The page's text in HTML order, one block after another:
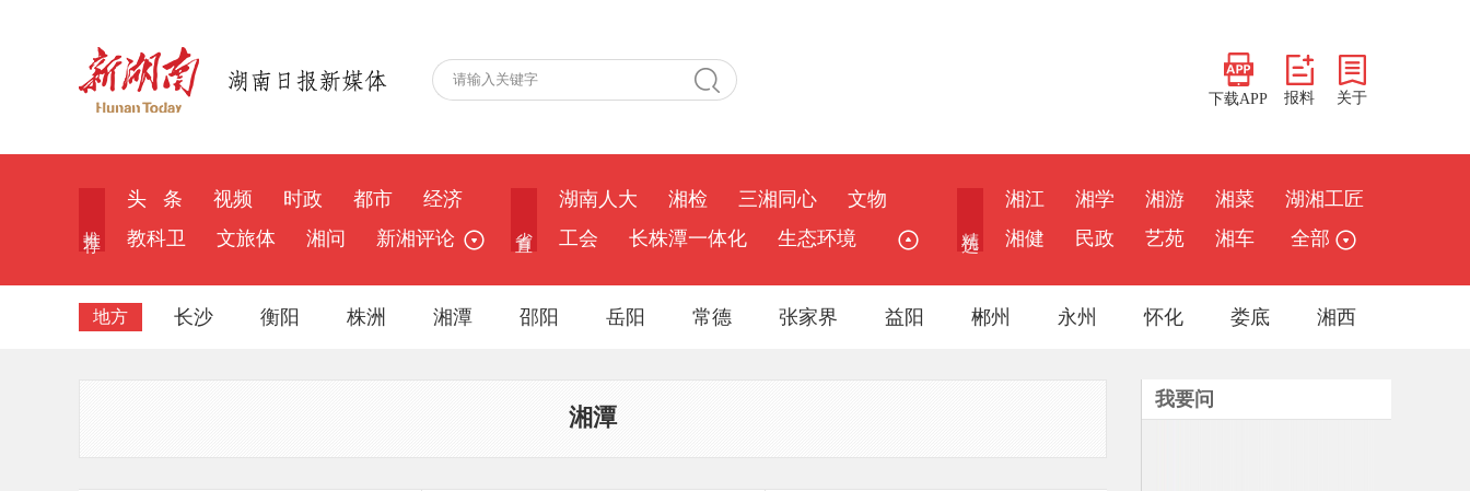
下载APP 报料 关于
头 条 视频 时政 都市
经济
教科卫
文旅体 湘问 新湘评论
湖南人大 湘检 三湘同心
文物
工会
长株潭一体化 生态环境
湘江 湘学 湘游 湘菜
湖湘工匠
湘健
民政 艺苑 湘车 全部
地方 长沙 衡阳 株洲 湘潭 邵阳 岳阳 常德 张家界 益阳 郴州 永州 怀化 娄底 湘西
湘潭
我要问